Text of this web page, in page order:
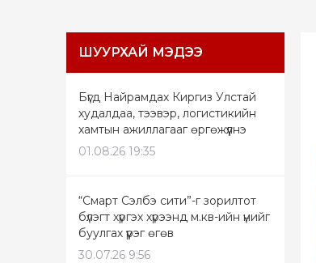
ШУУРХАЙ МЭДЭЭ
Бүгд Найрамдах Киргиз Улстай
худалдаа, тээвэр, логистикийн
хамтын ажиллагааг өргөжүүлнэ
01.08.26 19:35
“Смарт Сэлбэ сити”-г зорилтот
бүлэгт хүргэх хүрээнд м.кв-ийн үнийг
буулгах үүрэг өгөв
30.07.26 9:56